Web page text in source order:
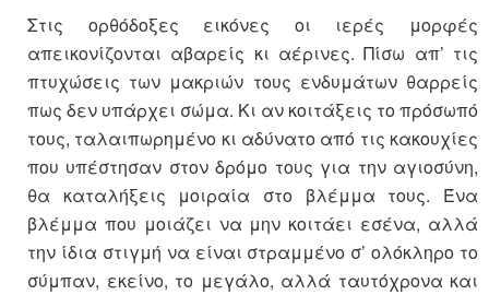
Στις ορθόδοξες εικόνες οι ιερές μορφές
απεικονίζονται αβαρείς κι αέρινες. Πίσω απ’ τις
πτυχώσεις των μακριών τους ενδυμάτων θαρρείς
πως δεν υπάρχει σώμα. Κι αν κοιτάξεις το πρόσωπό
τους, ταλαιπωρημένο κι αδύνατο από τις κακουχίες
που υπέστησαν στον δρόμο τους για την αγιοσύνη,
θα καταλήξεις μοιραία στο βλέμμα τους. Ένα
βλέμμα που μοιάζει να μην κοιτάει εσένα, αλλά
την ίδια στιγμή να είναι στραμμένο σ’ ολόκληρο το
σύμπαν, εκείνο, το μεγάλο, αλλά ταυτόχρονα και